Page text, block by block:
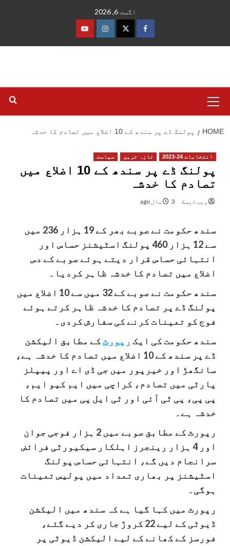
اگست 6, 2026
فیس
ٹوئٹرانسٹاگرام
یوٹیوب
Menu
HOME پولنگ ڈے پر سندھ کے 10 اضلاع میں تصادم کا خدشہ
انتخابات 24-2023 تازہ ترین سیاست
پولنگ ڈے پر سندھ کے 10 اضلاع میں
تصادم کا خدشہ
ویب ڈیسک 3 سال ago
سندھ حکومت نے صوبے بھر کے 19 ہزار 236 میں
سے 12 ہزار 460 پولنگ اسٹیشنز حساس اور
انتہائی حساس قرار دیتے ہوئے صوبے کے دس
اضلاع میں تصادم کا خدشہ ظاہر کردیا۔
سندھ حکومت نے صوبے کے 32 میں سے 10 اضلاع میں
پولنگ ڈے پر تصادم کا خدشہ ظاہر کرتے ہوئے
فوج کو تعینات کرنے کی سفارش کردی۔
سندھ حکومت کی ایک رپورٹکے مطابق الیکشن
ڈے پر سندھ کے 10 اضلاع میں تصادم کا خدشہ ہے،
سانگھڑ اور خیرپور میں جی ڈی اے اور پیپلز
پارٹی میں تصادم، کراچی میں ایم کیو ایم،
پی پی، پی ٹی آئی اور ٹی ایل پی میں تصادم کا
خدشہ ہے۔
رپورٹ کے مطابق صوبے میں 2 ہزار فوجی جوان
اور 4 ہزار رینجرز اہلکار سیکیورٹی فرائض
سرانجام دیں گے، انتہائی حساس پولنگ
اسٹیشنز پر بھاری تعداد میں پولیس تعینات
ہوگی۔
رپورٹ میں کہا گیا ہے کہ سندھ میں الیکشن
ڈیوٹی کے لیے 22 کروڑ جاری کر دیے گئے،
فورسز کے کھانے کے لیے الیکشن ڈیوٹی پر